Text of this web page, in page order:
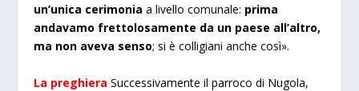
un’unica cerimonia a livello comunale: prima
andavamo frettolosamente da un paese all’altro,
ma non aveva senso; si è colligiani anche così».
La preghiera Successivamente il parroco di Nugola,